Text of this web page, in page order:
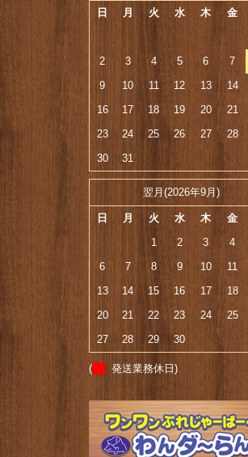
日 月 火 水 木 金
2
3 4 5 6 7
9
10 11 12 13 14
16
17 18 19 20 21
23
24 25 26 27 28
30
31
翌月(2026年9月)
日 月 火 水 木 金
1
2 3 4
6
7 8 9 10 11
13
14 15 16 17 18
20
21 22 23 24 25
27
28 29 30
( 発送業務休日)